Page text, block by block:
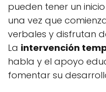
pueden tener un
una vez que
verbales y disfrutan
La intervención
habla y el apoyo
fomentar su